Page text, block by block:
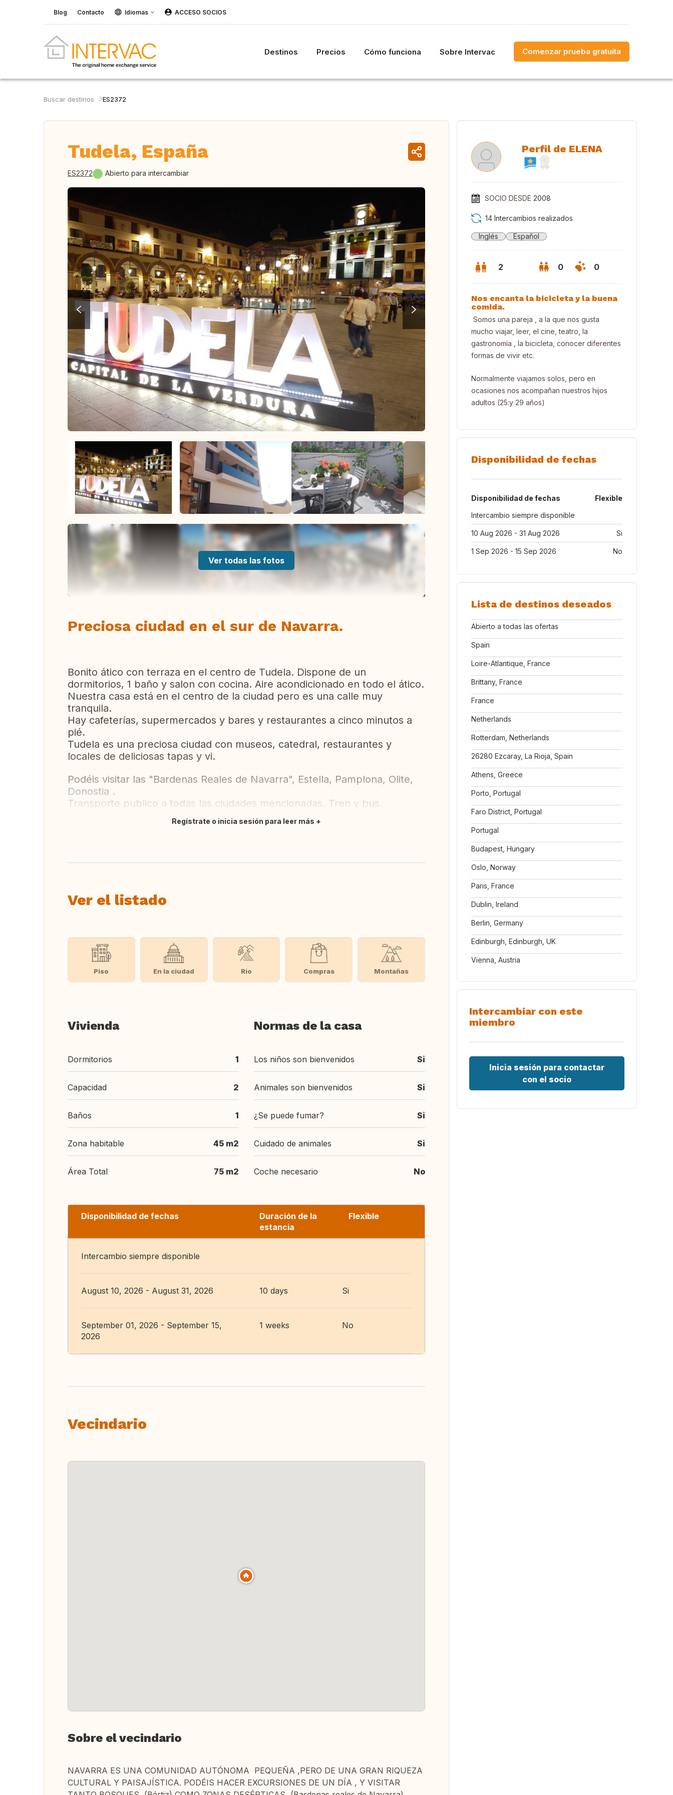
Blog Contacto Idiomas ACCESO SOCIOS
Destinos Precios Cómo funciona Sobre Intervac Comenzar prueba gratuita
Buscar destinos ES2372
Tudela, España
ES2372 Abierto para intercambiar
Ver todas las fotos
Preciosa ciudad en el sur de Navarra.
Bonito ático con terraza en el centro de Tudela. Dispone de un
dormitorios, 1 baño y salon con cocina. Aire acondicionado en todo el ático.
Nuestra casa está en el centro de la ciudad pero es una calle muy
tranquila.
Hay cafeterías, supermercados y bares y restaurantes a cinco minutos a
pié.
Tudela es una preciosa ciudad con museos, catedral, restaurantes y
locales de deliciosas tapas y vi.
Podéis visitar las "Bardenas Reales de Navarra", Estella, Pamplona, Olite,
Donostia .
Transporte publico a todas las ciudades mencionadas. Tren y bus.
Regístrate o inicia sesión para leer más
Ver el listado
Piso En la ciudad Rio Compras Montañas
Vivienda
Dormitorios 1
Capacidad 2
Baños 1
Zona habitable 45 m2
Área Total 75 m2
Normas de la casa
Los niños son bienvenidos Si
Animales son bienvenidos Si
¿Se puede fumar? Si
Cuidado de animales Si
Coche necesario No
Disponibilidad de fechas
Duración de la
estancia
Flexible
Intercambio siempre disponible
August 10, 2026 - August 31, 2026 10 days Si
September 01, 2026 - September 15,
2026
1 weeks No
Vecindario
Sobre el vecindario
NAVARRA ES UNA COMUNIDAD AUTÓNOMA PEQUEÑA ,PERO DE UNA GRAN RIQUEZA
CULTURAL Y PAISAJÍSTICA. PODÉIS HACER EXCURSIONES DE UN DÍA , Y VISITAR
Perfil de ELENA
SOCIO DESDE 2008
14 Intercambios realizados
Inglés Español
2 0 0
Nos encanta la bicicleta y la buena
comida.
Somos una pareja , a la que nos gusta
mucho viajar, leer, el cine, teatro, la
gastronomía , la bicicleta, conocer diferentes
formas de vivir etc.
Normalmente viajamos solos, pero en
ocasiones nos acompañan nuestros hijos
adultos (25:y 29 años)
Disponibilidad de fechas
Disponibilidad de fechas
Flexible
Intercambio siempre disponible
10 Aug 2026 - 31 Aug 2026 Si
1 Sep 2026 - 15 Sep 2026 No
Lista de destinos deseados
Abierto a todas las ofertas
Spain
Loire-Atlantique, France
Brittany, France
France
Netherlands
Rotterdam, Netherlands
26280 Ezcaray, La Rioja, Spain
Athens, Greece
Porto, Portugal
Faro District, Portugal
Portugal
Budapest, Hungary
Oslo, Norway
Paris, France
Dublin, Ireland
Berlin, Germany
Edinburgh, Edinburgh, UK
Vienna, Austria
Intercambiar con este
miembro
Inicia sesión para contactar
con el socio